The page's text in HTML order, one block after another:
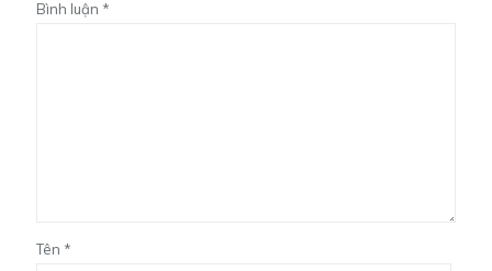
Bình luận *
Tên *